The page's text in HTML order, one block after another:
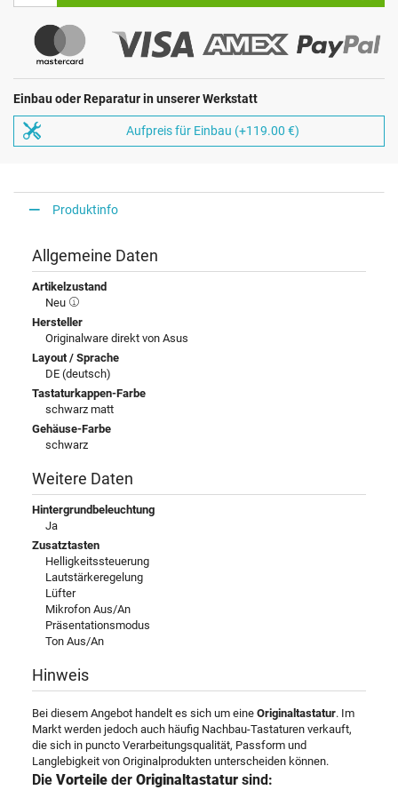
Einbau oder Reparatur in unserer Werkstatt
Aufpreis für Einbau (+119.00 €)
Produktinfo
Allgemeine Daten
Artikelzustand
Neu
Hersteller
Originalware direkt von Asus
Layout / Sprache
DE (deutsch)
Tastaturkappen-Farbe
schwarz matt
Gehäuse-Farbe
schwarz
Weitere Daten
Hintergrundbeleuchtung
Ja
Zusatztasten
Helligkeitssteuerung
Lautstärkeregelung
Lüfter
Mikrofon Aus/An
Präsentationsmodus
Ton Aus/An
Hinweis
Bei diesem Angebot handelt es sich um eine Originaltastatur. Im
Markt werden jedoch auch häufig Nachbau-Tastaturen verkauft,
die sich in puncto Verarbeitungsqualität, Passform und
Langlebigkeit von Originalprodukten unterscheiden können.
Die Vorteile der Originaltastatur sind: